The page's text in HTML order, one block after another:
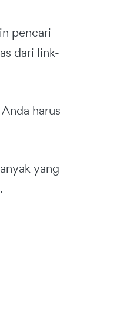
pencari
dari link-
harus
yang